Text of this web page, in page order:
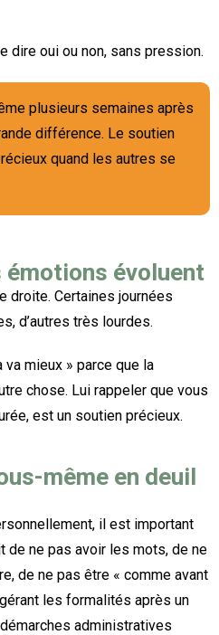
dire oui ou non, sans pression.
plusieurs semaines après
différence. Le soutien
quand les autres se
évoluent
droite. Certaines journées
d’autres très lourdes.
mieux » parce que la
chose. Lui rappeler que vous
est un soutien précieux.
même en deuil
il est important
de ne pas avoir les mots, de ne
de ne pas être « comme avant
les formalités après un
administratives